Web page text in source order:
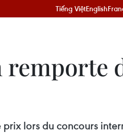
Tiếng ViệtEnglish
remporte
lors du concours